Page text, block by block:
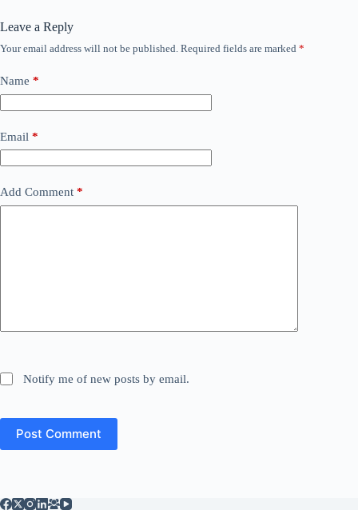
Leave a Reply
Your email address will not be published. Required fields are marked *
Name *
Email *
Add Comment *
Notify me of new posts by email.
Post Comment